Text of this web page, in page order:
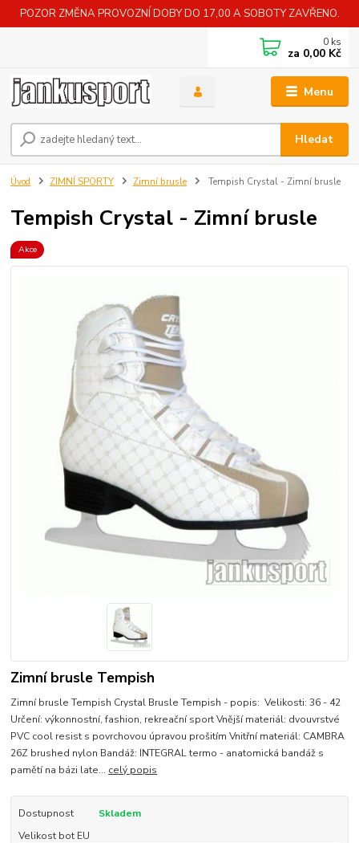
POZOR ZMĚNA PROVOZNÍ DOBY DO 17,00 A SOBOTY ZAVŘENO.
Menu
Hledat
0 ks
za 0,00 Kč
Úvod ZIMNÍ SPORTY Zimní brusle Tempish Crystal - Zimní brusle
Tempish Crystal - Zimní brusle
Akce
Zimní brusle Tempish
Zimní brusle Tempish Crystal Brusle Tempish - popis: Velikosti: 36 - 42
Určení: výkonnostní, fashion, rekreační sport Vnější materiál: dvouvrstvé
PVC cool resist s povrchovou úpravou prošitím Vnitřní materiál: CAMBRA
26Z brushed nylon Bandáž: INTEGRAL termo - anatomická bandáž s
pamětí na bázi late... celý popis
Dostupnost
Skladem
Velikost bot EU